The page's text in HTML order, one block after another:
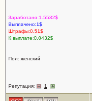
Заработано:1.5532$
Выплачено:1$
Штрафы:0.51$
К выплате:0.0432$
Пол: женский
Репутация: 1